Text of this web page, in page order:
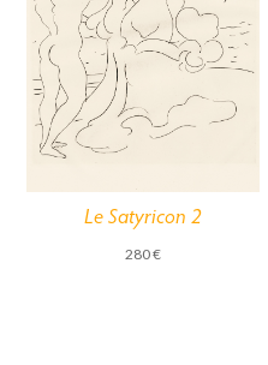
Le Satyricon 2
280€